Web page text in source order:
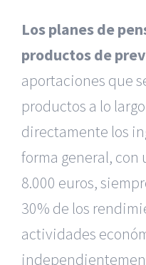
Los planes de
productos de
aportaciones que
productos a lo
directamente los
forma general, con
8.000 euros,
30% de los
actividades
|Reclamación de
de Accidentes en Madrid